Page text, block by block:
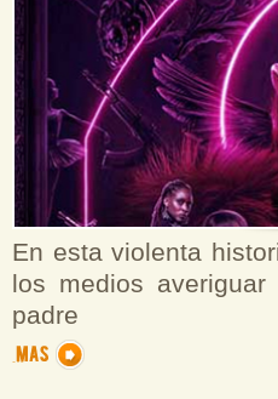
En esta violenta
los medios
padre